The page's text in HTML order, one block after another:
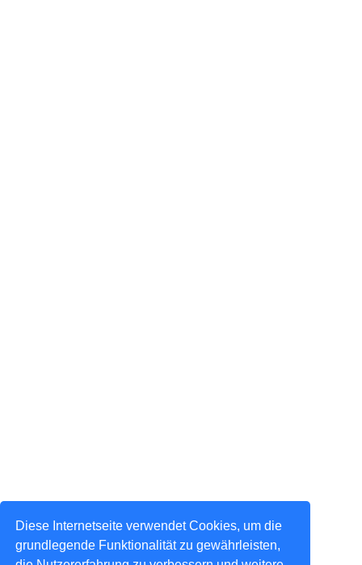
Diese Internetseite verwendet Cookies, um die
grundlegende Funktionalität zu gewährleisten,